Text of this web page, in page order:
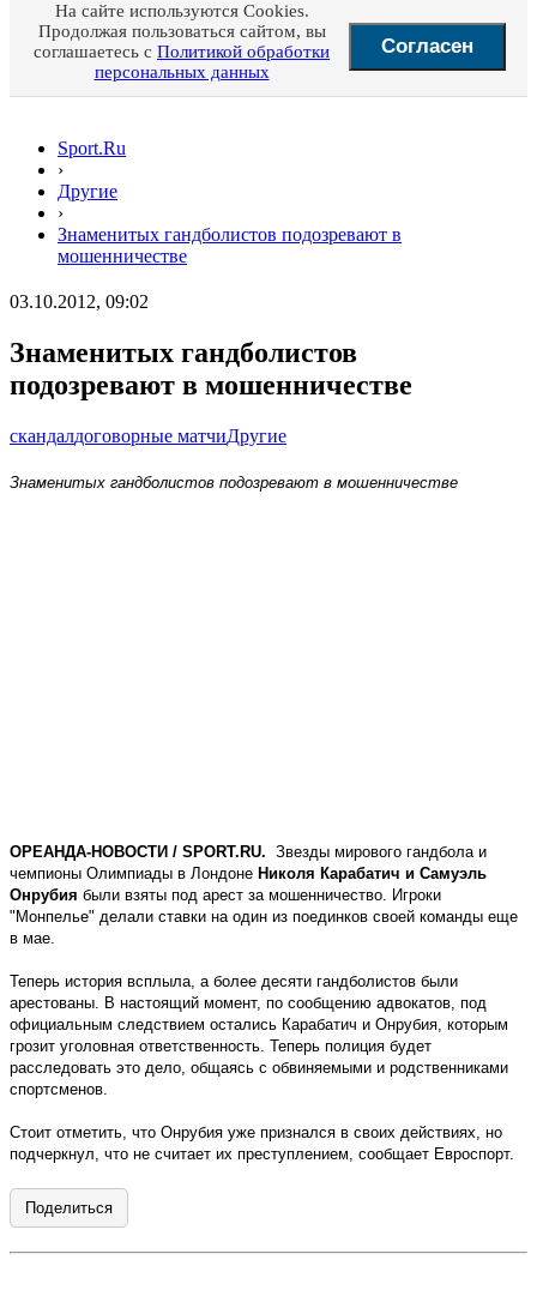
На сайте используются Cookies.
Продолжая пользоваться сайтом, вы
соглашаетесь с Политикой обработки
персональных данных
Согласен
Sport.Ru
›
Другие
›
Знаменитых гандболистов подозревают в
мошенничестве
03.10.2012, 09:02
Знаменитых гандболистов
подозревают в мошенничестве
скандалдоговорные матчиДругие
Знаменитых гандболистов подозревают в мошенничестве
ОРЕАНДА-НОВОСТИ / SPORT.RU. Звезды мирового гандбола и
чемпионы Олимпиады в Лондоне Николя Карабатич и Самуэль
Онрубия были взяты под арест за мошенничество. Игроки
"Монпелье" делали ставки на один из поединков своей команды еще
в мае.
Теперь история всплыла, а более десяти гандболистов были
арестованы. В настоящий момент, по сообщению адвокатов, под
официальным следствием остались Карабатич и Онрубия, которым
грозит уголовная ответственность. Теперь полиция будет
расследовать это дело, общаясь с обвиняемыми и родственниками
спортсменов.
Стоит отметить, что Онрубия уже признался в своих действиях, но
подчеркнул, что не считает их преступлением, сообщает Евроспорт.
Поделиться